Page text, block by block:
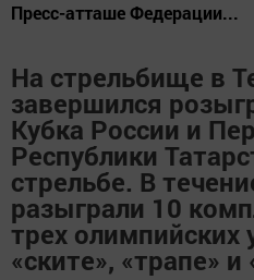
Пресс-атташе Федерации...
На стрельбище в
завершился
Кубка России и
Республики
стрельбе. В
разыграли 10
трех олимпийских
«ските», «трапе»